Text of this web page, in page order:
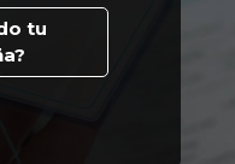
tu